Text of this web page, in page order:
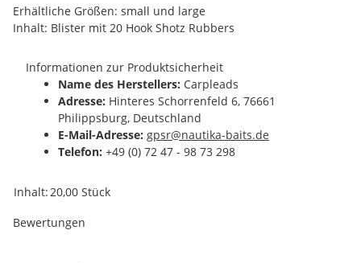
Erhältliche Größen: small und large
Inhalt: Blister mit 20 Hook Shotz Rubbers
Informationen zur Produktsicherheit
Name des Herstellers: Carpleads
Adresse: Hinteres Schorrenfeld 6, 76661
Philippsburg, Deutschland
E-Mail-Adresse: gpsr@nautika-baits.de
Telefon: +49 (0) 72 47 - 98 73 298
Produkteigenschaft
Wert
Inhalt:20,00 Stück
Bewertungen